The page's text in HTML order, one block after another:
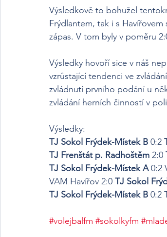
Výsledkově to bohužel
Frýdlantem, tak i s
zápas. V tom byly v poměru
Výsledky hovoří sice v náš
vzrůstající tendenci ve
zvládnutí prvního podání u
zvládání herních činností v
Výsledky:
TJ Sokol Frýdek-Místek B 0:2
TJ Frenštát p. Radhoštěm 2:0
TJ Sokol Frýdek-Místek A 0:2
VAM Havířov 2:0 TJ Sokol
TJ Sokol Frýdek-Místek B 0:2
#volejbalfm #sokolkyfm